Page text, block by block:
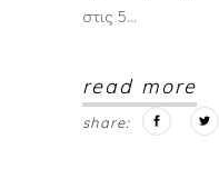
στις 5
read more
share: